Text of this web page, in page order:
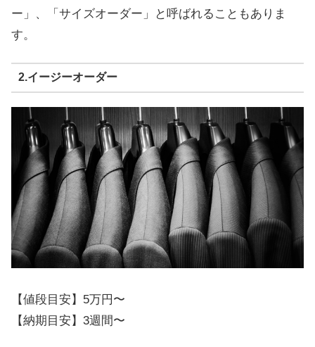
ー」、「サイズオーダー」と呼ばれることもありま
す。
2.イージーオーダー
【値段目安】5万円〜
【納期目安】3週間〜